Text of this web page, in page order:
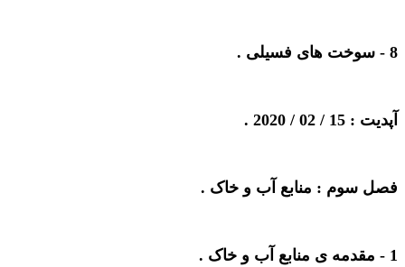
8 - سوخت های فسیلی .
آپدیت : 15 / 02 / 2020 .
فصل سوم : منابع آب و خاک .
1 - مقدمه ی منابع آب و خاک .